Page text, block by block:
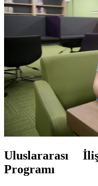
Uluslararası
Programı